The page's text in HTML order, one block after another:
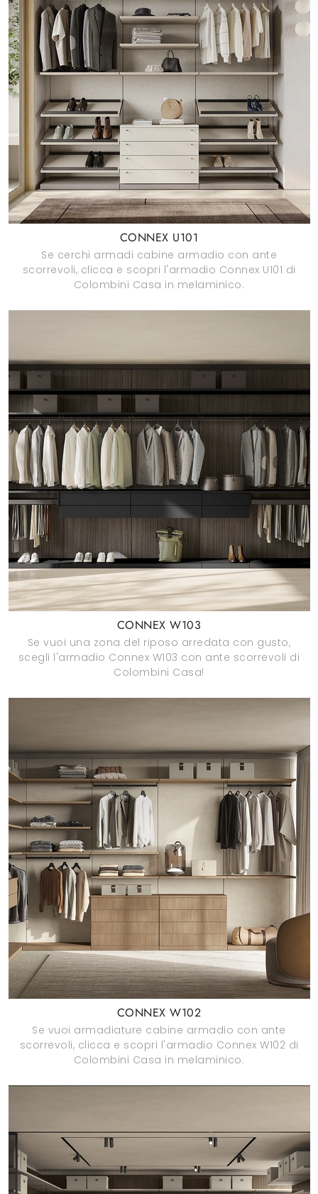
CONNEX U101
Se cerchi armadi cabine armadio con ante
scorrevoli, clicca e scopri l'armadio Connex U101 di
Colombini Casa in melaminico.
CONNEX W103
Se vuoi una zona del riposo arredata con gusto,
scegli l'armadio Connex W103 con ante scorrevoli di
Colombini Casa!
CONNEX W102
Se vuoi armadiature cabine armadio con ante
scorrevoli, clicca e scopri l'armadio Connex W102 di
Colombini Casa in melaminico.